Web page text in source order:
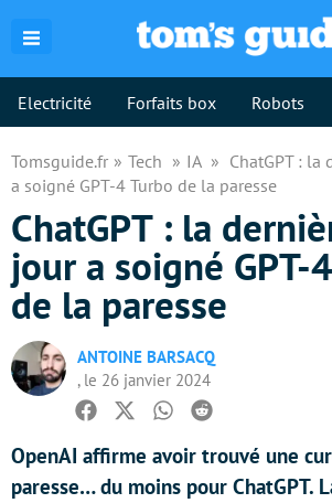
Electricité Forfaits box Robots
Tomsguide.fr Tech IA
ChatGPT : la
a soigné GPT-4 Turbo de la paresse
ChatGPT : la
jour a soigné GPT-
de la paresse
ANTOINE BARSACQ
, le 26 janvier 2024
Facebook
TwitterWhatsapp
Reddit
OpenAI affirme avoir trouvé une
paresse… du moins pour ChatGPT.